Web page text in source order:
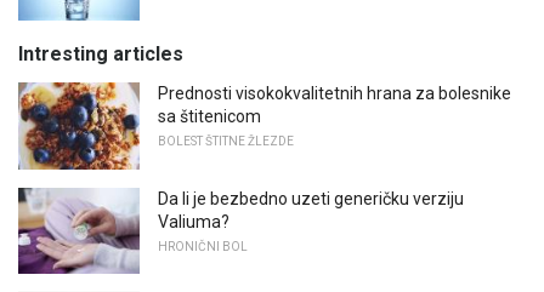
Intresting articles
Prednosti visokokvalitetnih hrana za bolesnike
sa štitenicom
BOLEST ŠTITNE ŽLEZDE
Da li je bezbedno uzeti generičku verziju
Valiuma?
HRONIČNI BOL